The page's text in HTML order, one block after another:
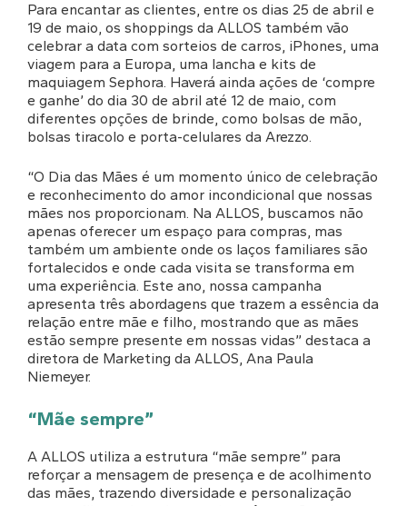
Para encantar as clientes, entre os dias 25 de abril e
19 de maio, os shoppings da ALLOS também vão
celebrar a data com sorteios de carros, iPhones, uma
viagem para a Europa, uma lancha e kits de
maquiagem Sephora. Haverá ainda ações de ‘compre
e ganhe’ do dia 30 de abril até 12 de maio, com
diferentes opções de brinde, como bolsas de mão,
bolsas tiracolo e porta-celulares da Arezzo.
“O Dia das Mães é um momento único de celebração
e reconhecimento do amor incondicional que nossas
mães nos proporcionam. Na ALLOS, buscamos não
apenas oferecer um espaço para compras, mas
também um ambiente onde os laços familiares são
fortalecidos e onde cada visita se transforma em
uma experiência. Este ano, nossa campanha
apresenta três abordagens que trazem a essência da
relação entre mãe e filho, mostrando que as mães
estão sempre presente em nossas vidas” destaca a
diretora de Marketing da ALLOS, Ana Paula
Niemeyer.
“Mãe sempre”
A ALLOS utiliza a estrutura “mãe sempre” para
reforçar a mensagem de presença e de acolhimento
das mães, trazendo diversidade e personalização